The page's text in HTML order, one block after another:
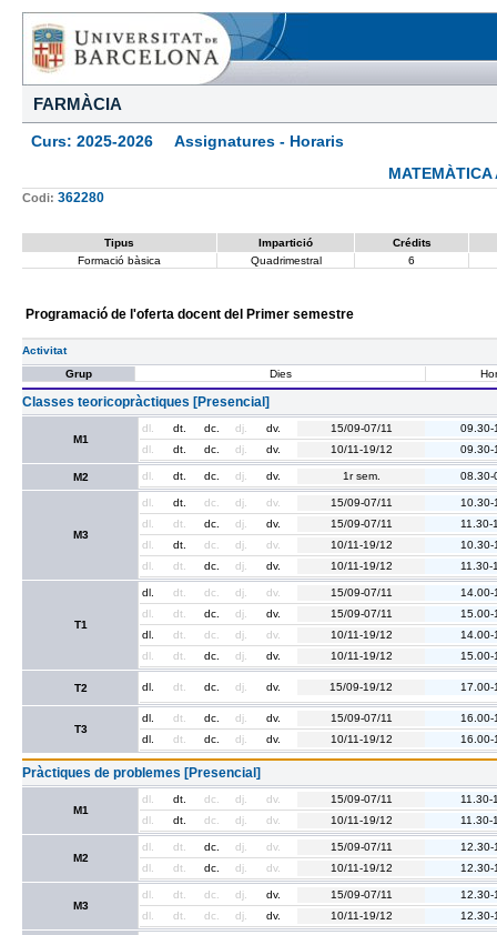
FARMÀCIA
Curs: 2025-2026 Assignatures - Horaris
MATEMÀTICA
Codi: 362280
Tipus Impartició
Crédits
Formació bàsica
Quadrimestral 6
Programació de l'oferta docent del Primer semestre
Activitat
Grup
Dies
Classes teoricopràctiques [Presencial]
M1
dl. dt. dc. dj. dv. 15/09-07/11
09.30-
dl.
dt. dc. dj. dv. 10/11-19/12 09.30-
M2 dl. dt. dc. dj. dv. 1r sem. 08.30-
M3
dl. dt. dc. dj. dv. 15/09-07/11
10.30-
dl.
dt. dc. dj. dv. 15/09-07/11
11.30-
dl.
dt. dc. dj. dv. 10/11-19/12
10.30-
dl.
dt. dc. dj. dv. 10/11-19/12 11.30-
T1
dl. dt. dc. dj. dv. 15/09-07/11
14.00-
dl.
dt. dc. dj. dv. 15/09-07/11
15.00-
dl.
dt. dc. dj. dv. 10/11-19/12
14.00-
dl.
dt. dc. dj. dv. 10/11-19/12 15.00-
T2 dl. dt. dc. dj. dv. 15/09-19/12 17.00-
T3
dl. dt. dc. dj. dv. 15/09-07/11
16.00-
dl.
dt. dc. dj. dv. 10/11-19/12 16.00-
Pràctiques de problemes [Presencial]
M1
dl. dt. dc. dj. dv. 15/09-07/11
11.30-
dl.
dt. dc. dj. dv. 10/11-19/12 11.30-
M2
dl. dt. dc. dj. dv. 15/09-07/11
12.30-
dl.
dt. dc. dj. dv. 10/11-19/12 12.30-
M3
dl. dt. dc. dj. dv. 15/09-07/11
12.30-
dl.
dt. dc. dj. dv. 10/11-19/12 12.30-